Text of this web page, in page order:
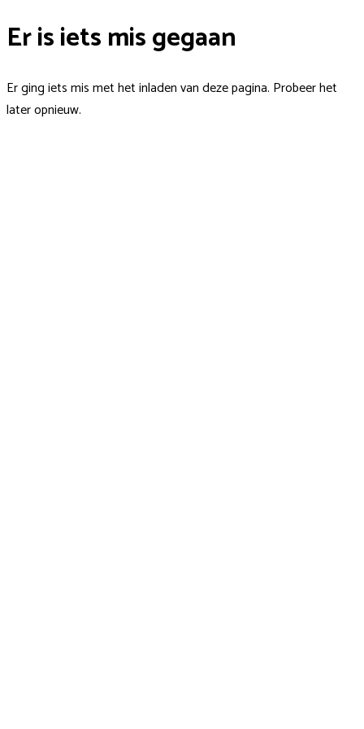
Er is iets mis gegaan
Er ging iets mis met het inladen van deze pagina. Probeer het
later opnieuw.